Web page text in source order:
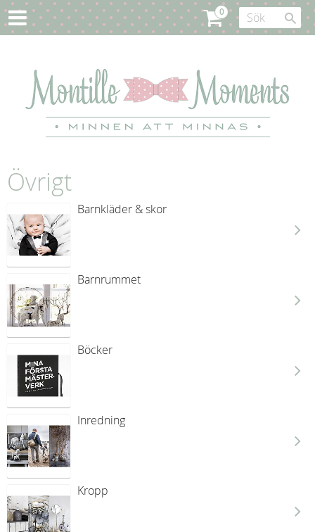
Övrigt
Barnkläder & skor
Barnrummet
Böcker
Inredning
Kropp